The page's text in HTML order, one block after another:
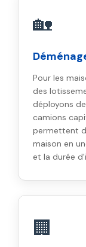
🏡
Pour les
des
déployons
camions
permettent
maison en
et la durée
🏢